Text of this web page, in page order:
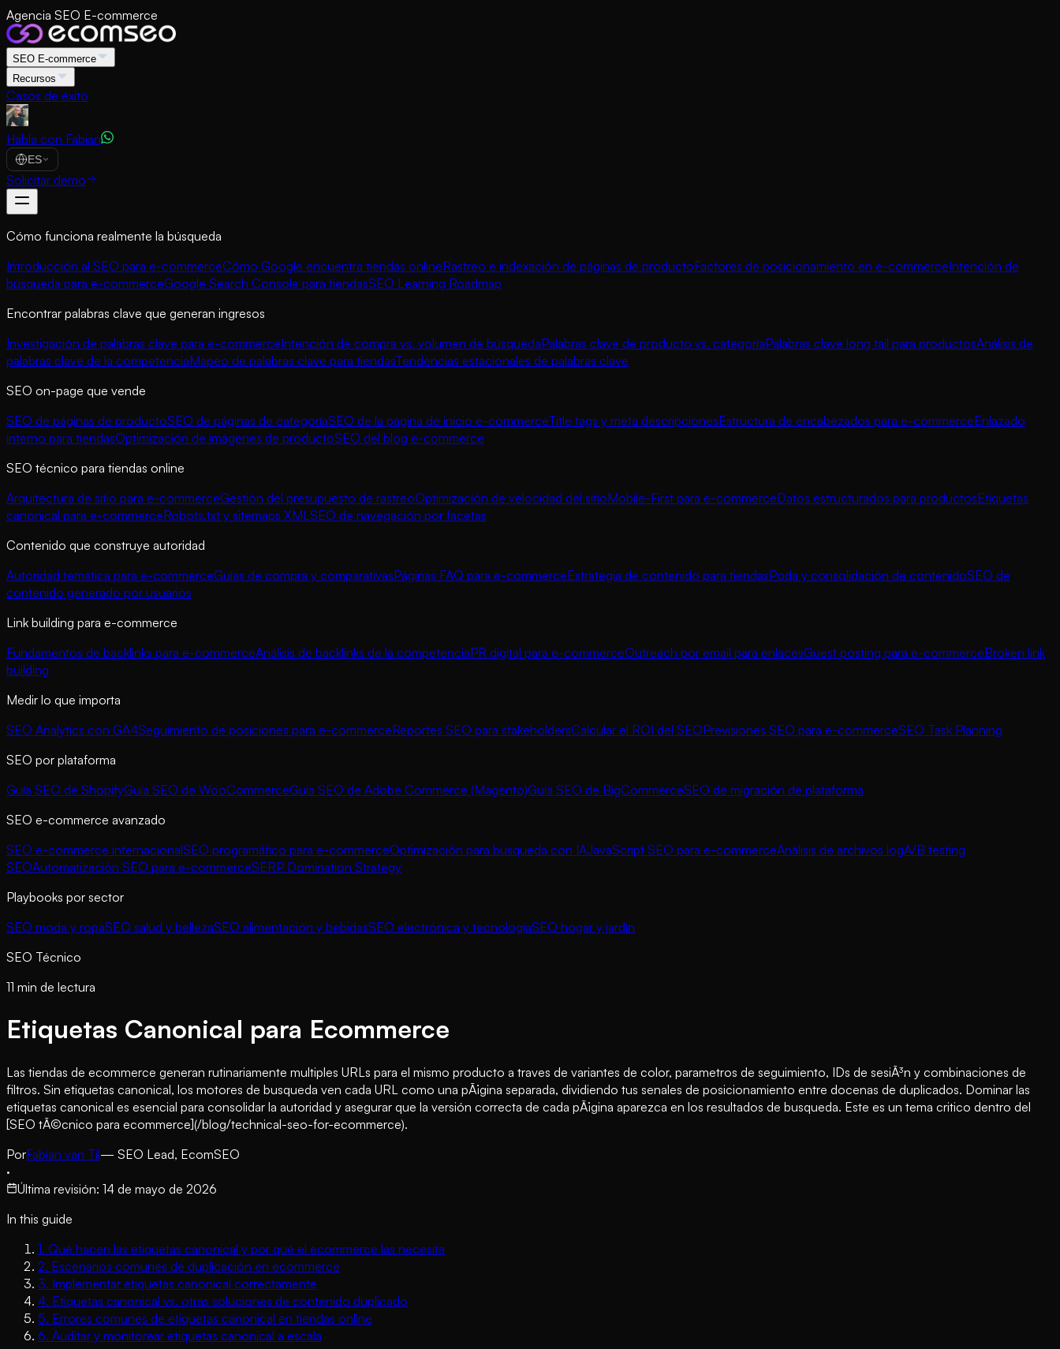
Agencia SEO E-commerce
SEO E-commerce
Recursos
Casos de éxito
Habla con Fabian
ES
Solicitar demo
Cómo funciona realmente la búsqueda
Introducción al SEO para e-commerceCómo Google encuentra tiendas onlineRastreo e indexación de páginas de productoFactores de posicionamiento en e-commerceIntención de
búsqueda para e-commerceGoogle Search Console para tiendasSEO Learning Roadmap
Encontrar palabras clave que generan ingresos
Investigación de palabras clave para e-commerceIntención de compra vs. volumen de búsquedaPalabras clave de producto vs. categoríaPalabras clave long tail para productosAnálisis de
palabras clave de la competenciaMapeo de palabras clave para tiendasTendencias estacionales de palabras clave
SEO on-page que vende
SEO de páginas de productoSEO de páginas de categoríaSEO de la página de inicio e-commerceTitle tags y meta descripcionesEstructura de encabezados para e-commerceEnlazado
interno para tiendasOptimización de imágenes de productoSEO del blog e-commerce
SEO técnico para tiendas online
Arquitectura de sitio para e-commerceGestión del presupuesto de rastreoOptimización de velocidad del sitioMobile-First para e-commerceDatos estructurados para productosEtiquetas
canonical para e-commerceRobots.txt y sitemaps XMLSEO de navegación por facetas
Contenido que construye autoridad
Autoridad temática para e-commerceGuías de compra y comparativasPáginas FAQ para e-commerceEstrategia de contenido para tiendasPoda y consolidación de contenidoSEO de
contenido generado por usuarios
Link building para e-commerce
Fundamentos de backlinks para e-commerceAnálisis de backlinks de la competenciaPR digital para e-commerceOutreach por email para enlacesGuest posting para e-commerceBroken link
building
Medir lo que importa
SEO Analytics con GA4Seguimiento de posiciones para e-commerceReportes SEO para stakeholdersCalcular el ROI del SEOPrevisiones SEO para e-commerceSEO Task Planning
SEO por plataforma
Guía SEO de ShopifyGuía SEO de WooCommerceGuía SEO de Adobe Commerce (Magento)Guía SEO de BigCommerceSEO de migración de plataforma
SEO e-commerce avanzado
SEO e-commerce internacionalSEO programático para e-commerceOptimización para búsqueda con IAJavaScript SEO para e-commerceAnálisis de archivos logA/B testing
SEOAutomatización SEO para e-commerceSERP Domination Strategy
Playbooks por sector
SEO moda y ropaSEO salud y bellezaSEO alimentación y bebidasSEO electrónica y tecnologíaSEO hogar y jardín
SEO Técnico
11 min de lectura
Etiquetas Canonical para Ecommerce
Las tiendas de ecommerce generan rutinariamente multiples URLs para el mismo producto a traves de variantes de color, parametros de seguimiento, IDs de sesiÃ³n y combinaciones de
filtros. Sin etiquetas canonical, los motores de busqueda ven cada URL como una pÃ¡gina separada, dividiendo tus senales de posicionamiento entre docenas de duplicados. Dominar las
etiquetas canonical es esencial para consolidar la autoridad y asegurar que la versión correcta de cada pÃ¡gina aparezca en los resultados de busqueda. Este es un tema critico dentro del
[SEO tÃ©cnico para ecommerce](/blog/technical-seo-for-ecommerce).
PorFabian van Til— SEO Lead, EcomSEO
·
Última revisión: 14 de mayo de 2026
In this guide
1. Qué hacen las etiquetas canonical y por qué el ecommerce las necesita
2. Escenarios comunes de duplicación en ecommerce
3. Implementar etiquetas canonical correctamente
4. Etiquetas canonical vs. otras soluciones de contenido duplicado
5. Errores comunes de etiquetas canonical en tiendas online
6. Auditar y monitorear etiquetas canonical a escala